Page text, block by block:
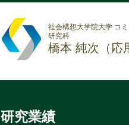
社会構想大学院大学 コ
研究科
橋本 純次（応
研究業績